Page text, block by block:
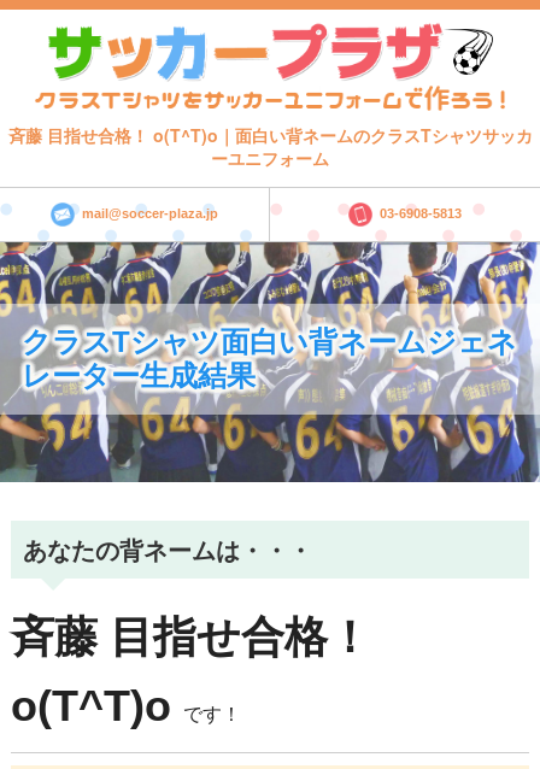
斉藤 目指せ合格！ o(T^T)o｜面白い背ネームのクラスTシャツサッカ
ーユニフォーム
mail@soccer-plaza.jp 03-6908-5813
クラスTシャツ面白い背ネームジェネ
レーター生成結果
あなたの背ネームは・・・
斉藤 目指せ合格！
o(T^T)o
です！